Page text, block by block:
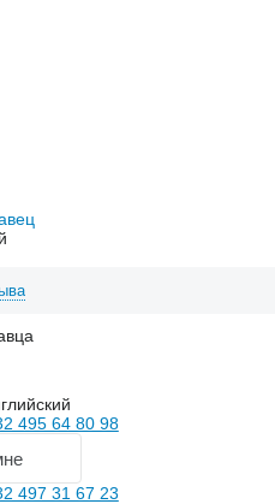
495 64 80 98
497 31 67 23